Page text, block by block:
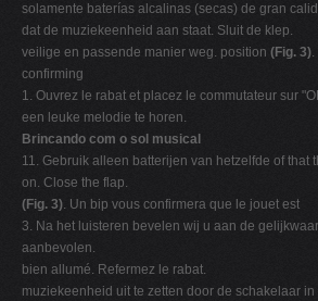
solamente baterías alcalinas (secas) de gran
dat de muziekeenheid aan staat. Sluit de klep.
veilige en passende manier weg. position (Fig. 3)
confirming
1. Ouvrez le rabat et placez le commutateur sur
een leuke melodie te horen.
Brincando com o sol musical
11. Gebruik alleen batterijen van hetzelfde of that
on. Close the flap.
(Fig. 3). Un bip vous confirmera que le jouet est
3. Na het luisteren bevelen wij u aan de
aanbevolen.
bien allumé. Refermez le rabat.
muziekeenheid uit te zetten door de schakelaar in